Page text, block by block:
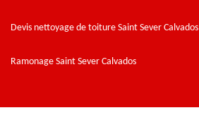
Devis nettoyage de toiture Saint Sever Calvados
Ramonage Saint Sever Calvados